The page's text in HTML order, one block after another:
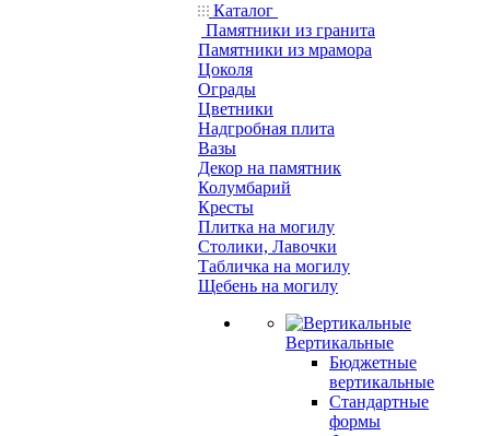
Каталог
Памятники из гранита
Памятники из мрамора
Цоколя
Ограды
Цветники
Надгробная плита
Вазы
Декор на памятник
Колумбарий
Кресты
Плитка на могилу
Столики, Лавочки
Табличка на могилу
Щебень на могилу
Вертикальные
Бюджетные
вертикальные
Стандартные
формы